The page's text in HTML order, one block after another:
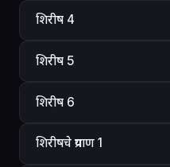
शिरीष 4
शिरीष 5
शिरीष 6
शिरीषचे प्रयाण 1